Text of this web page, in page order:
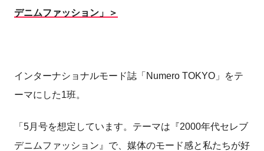
デニムファッション」＞
インターナショナルモード誌「Numero TOKYO」をテ
ーマにした1班。
「5月号を想定しています。テーマは『2000年代セレブ
デニムファッション』で、媒体のモード感と私たちが好